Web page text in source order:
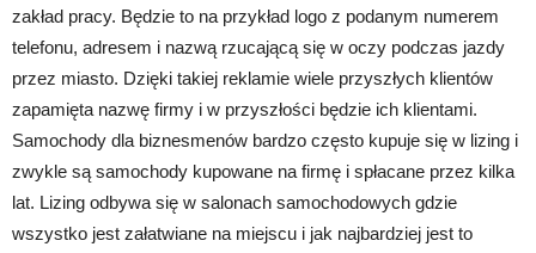
zakład pracy. Będzie to na przykład logo z podanym numerem
telefonu, adresem i nazwą rzucającą się w oczy podczas jazdy
przez miasto. Dzięki takiej reklamie wiele przyszłych klientów
zapamięta nazwę firmy i w przyszłości będzie ich klientami.
Samochody dla biznesmenów bardzo często kupuje się w lizing i
zwykle są samochody kupowane na firmę i spłacane przez kilka
lat. Lizing odbywa się w salonach samochodowych gdzie
wszystko jest załatwiane na miejscu i jak najbardziej jest to